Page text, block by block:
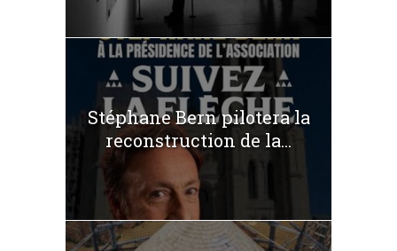
Stéphane Bern pilotera la
reconstruction de la...